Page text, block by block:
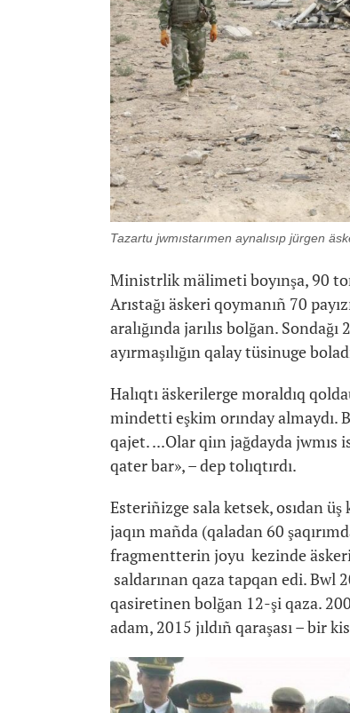
Tazartu jwmıstarımen aynalısıp jürgen
Ministrlik mälimeti boyınşa, 90
Arıstağı äskeri qoymanıñ 70
aralığında jarılıs bolğan.
ayırmaşılığın qalay tüsinuge
Halıqtı äskerilerge moraldıq
mindetti eşkim orınday almaydı.
qajet. ...Olar qiın jağdayda jwmıs
qater bar», – dep tolıqtırdı.
Esteriñizge sala ketsek, osıdan
jaqın mañda (qaladan 60
fragmentterin joyu kezinde äskeri
saldarınan qaza tapqan edi. Bwl
qasiretinen bolğan 12-şi qaza.
adam, 2015 jıldıñ qaraşası – bir